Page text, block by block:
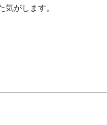
気がします。